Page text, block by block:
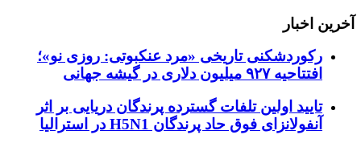
آخرین اخبار
رکوردشکنی تاریخی «مرد عنکبوتی: روزی نو»؛
افتتاحیه ۹۲۷ میلیون دلاری در گیشه جهانی
تایید اولین تلفات گسترده پرندگان دریایی بر اثر
آنفولانزای فوق حاد پرندگان H5N1 در استرالیا